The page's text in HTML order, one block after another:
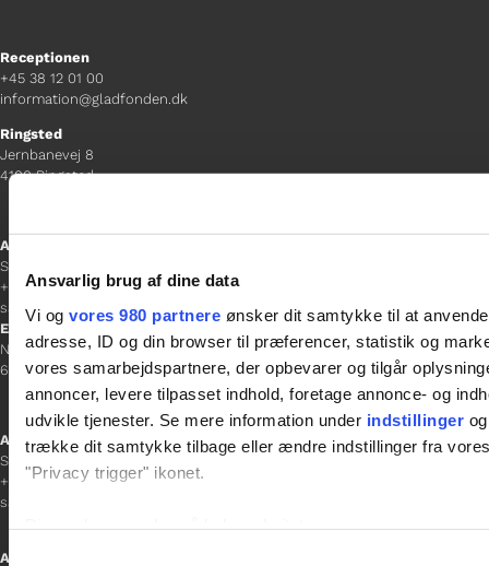
Ansvarlig brug af dine data
Vi og vores 980 partnere ønsker dit samtykke til at
adresse, ID og din browser til præferencer, statistik og
vores samarbejdspartnere, der opbevarer og tilgår
annoncer, levere tilpasset indhold, foretage annonce- og
udvikle tjenester. Se mere information under indstillinger
trække dit samtykke tilbage eller ændre indstillinger fra
"Privacy trigger" ikonet.
Samtykkevalg
Receptionen
+45 38 12 01 00
information@gladfonden.dk
Ringsted
Jernbanevej 8
4100 Ringsted
Afdelingschef
Sacha Lohmann Weiss
+45 40 27 91 11
sacha.lw@gladfonden.dk
Esbjerg
Norgesgade 1, 2. sal
6700 Esbjerg
Afdelingschef
Sanne Hansen
+45 23 69 19 35
sanne.h@gladfonden.dk
Aabenraa